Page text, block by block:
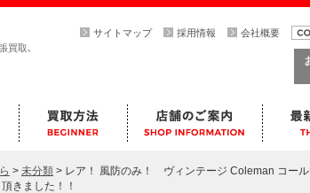
買取､
サイトマップ 採用情報 会社概要
> 未分類 > レア！ 風防のみ！ ヴィンテージ Coleman コー
きました！！